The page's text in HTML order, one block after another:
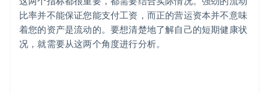
比率并不能保证您能支付工资，而正的营运资本并不意味
着您的资产是流动的。要想清楚地了解自己的短期健康状
况，就需要从这两个角度进行分析。